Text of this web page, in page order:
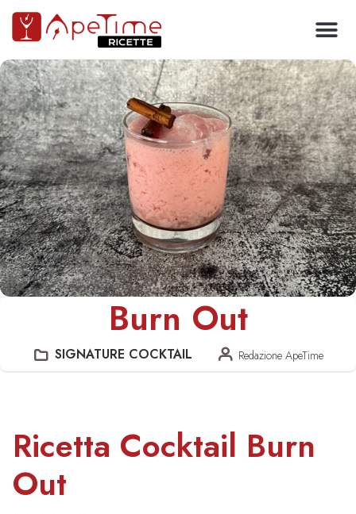
Burn Out
SIGNATURE COCKTAIL Redazione ApeTime
Ricetta Cocktail Burn
Out